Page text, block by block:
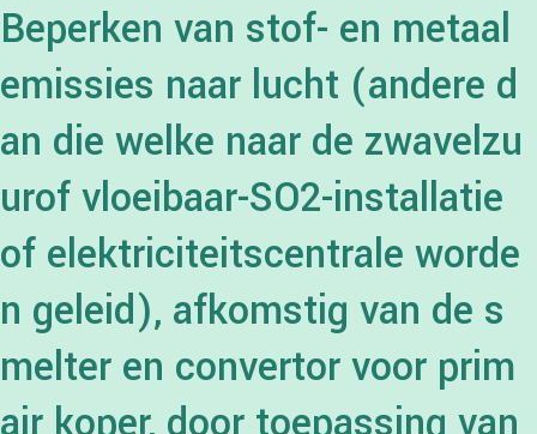
Beperken van stof- en metaal
emissies naar lucht (andere d
an die welke naar de zwavelzu
urof vloeibaar-SO2-installatie
of elektriciteitscentrale worde
n geleid), afkomstig van de s
melter en convertor voor prim